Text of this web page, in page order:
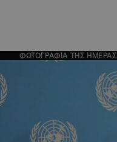
ΦΩΤΟΓΡΑΦΙΑ ΤΗΣ ΗΜΕΡΑΣ